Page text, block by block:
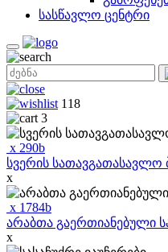
სასწავლო ცენტრი
118
3
x 290b
სვერის სათავგათასავლო
x
x 1784b
არაბთა გაერთიანებული
x